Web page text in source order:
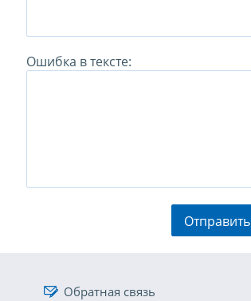
Ошибка в тексте:
Отправить
Обратная связь